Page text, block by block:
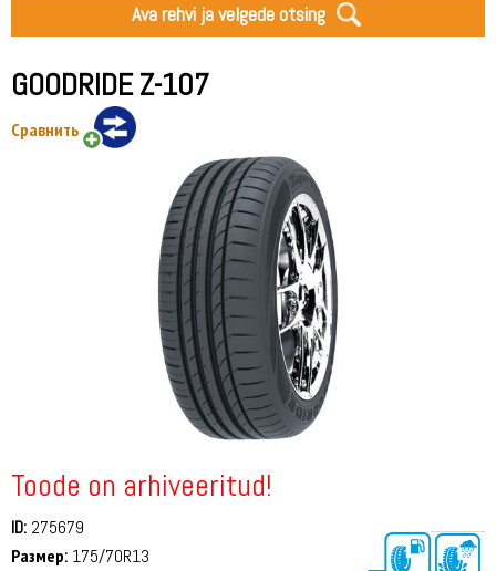
Ava rehvi ja velgede otsing
GOODRIDE Z-107
Сравнить
Toode on arhiveeritud!
ID: 275679
Размер: 175/70R13